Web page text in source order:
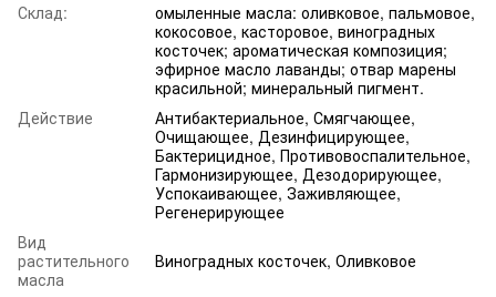
Склад:
омыленные масла: оливковое, пальмовое,
кокосовое, касторовое, виноградных
косточек; ароматическая композиция;
эфирное масло лаванды; отвар марены
красильной; минеральный пигмент.
Действие
Антибактериальное, Смягчающее,
Очищающее, Дезинфицирующее,
Бактерицидное, Противовоспалительное,
Гармонизирующее, Дезодорирующее,
Успокаивающее, Заживляющее,
Регенерирующее
Вид
растительного
масла
Виноградных косточек, Оливковое